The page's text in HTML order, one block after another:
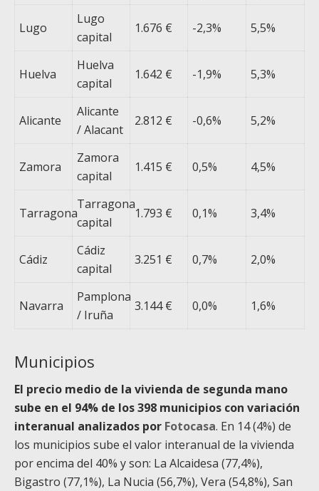
Lugo
Lugo
capital
1.676 € -2,3% 5,5%
Huelva
Huelva
capital
1.642 € -1,9% 5,3%
Alicante
Alicante
/ Alacant
2.812 € -0,6% 5,2%
Zamora
Zamora
capital
1.415 € 0,5% 4,5%
Tarragona
Tarragona
capital
1.793 € 0,1% 3,4%
Cádiz
Cádiz
capital
3.251 € 0,7% 2,0%
Navarra
Pamplona
/ Iruña
3.144 € 0,0% 1,6%
Municipios
El precio medio de la vivienda de segunda mano
sube en el 94% de los 398 municipios con variación
interanual analizados por Fotocasa. En 14 (4%) de
los municipios sube el valor interanual de la vivienda
por encima del 40% y son: La Alcaidesa (77,4%),
Bigastro (77,1%), La Nucia (56,7%), Vera (54,8%), San